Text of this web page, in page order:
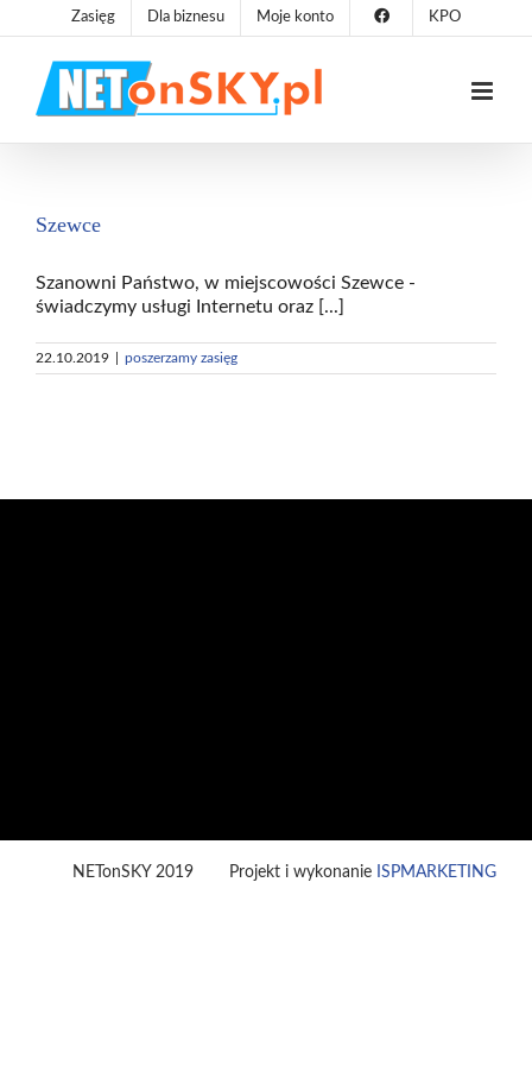
do
zawartości
Zasięg Dla biznesu Moje konto KPO
Szewce
Szanowni Państwo, w miejscowości Szewce -
świadczymy usługi Internetu oraz [...]
22.10.2019 poszerzamy zasięg
NETonSKY 2019 Projekt i wykonanie ISPMARKETING